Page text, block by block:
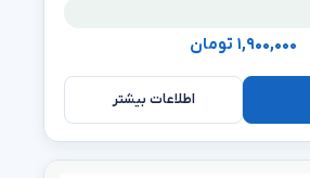
۱,۹۰۰,۰۰۰ تومان
اطلاعات بیشتر